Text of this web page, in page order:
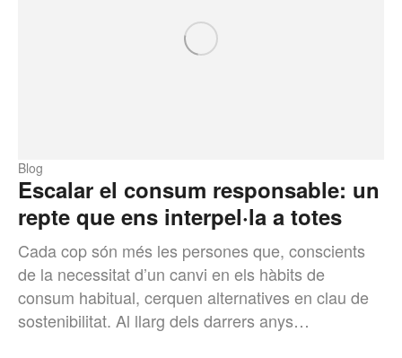
Escalar el consum responsable: un
repte que ens interpel·la a totes
Blog
Cada cop són més les persones que, conscients
de la necessitat d’un canvi en els hàbits de
consum habitual, cerquen alternatives en clau de
sostenibilitat. Al llarg dels darrers anys…